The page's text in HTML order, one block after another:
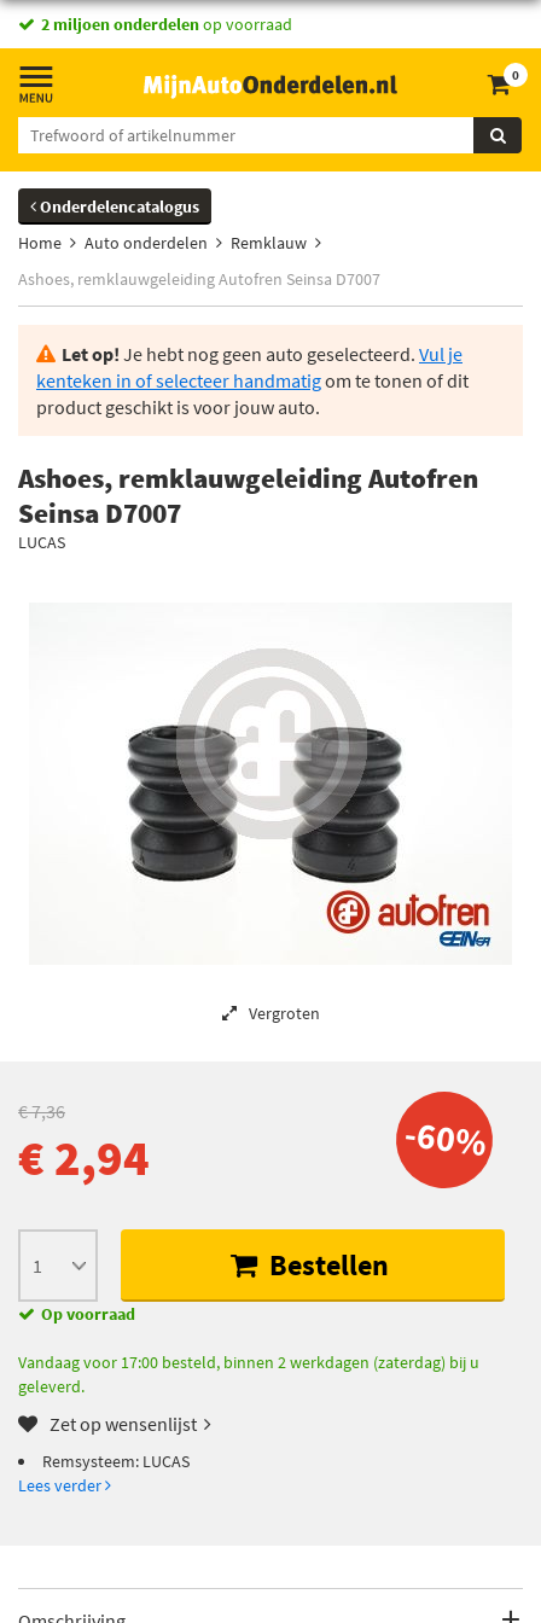
vandaag besteld,morgen in huis *
2 miljoen onderdelenop voorraad
0
Onderdelencatalogus
Home
Auto onderdelen
Remklauw
Ashoes, remklauwgeleiding Autofren Seinsa D7007
Let op! Je hebt nog geen auto geselecteerd. Vul je
kenteken in of selecteer handmatigom te tonen of dit
product geschikt is voor jouw auto.
Ashoes, remklauwgeleiding Autofren
Seinsa D7007
LUCAS
Vergroten
-60%
€ 7,36
€ 2,94
Bestellen
Op voorraad
Vandaag voor 17:00 besteld, binnen 2 werkdagen (zaterdag) bij u
geleverd.
Zet op wensenlijst
Remsysteem: LUCAS
Lees verder